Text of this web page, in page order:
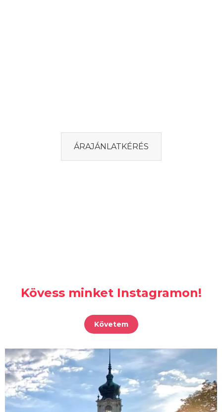
ÁRAJÁNLATKÉRÉS
Kövess minket Instagramon!
Követem